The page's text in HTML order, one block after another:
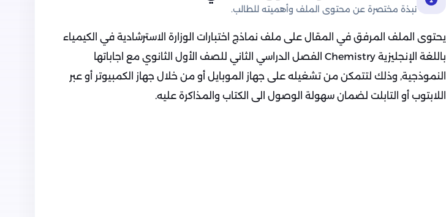
نبذة مختصرة عن محتوى الملف وأهميته للطالب.
يحتوى الملف المرفق في المقال على ملف نماذج اختبارات الوزارة الاسترشادية في الكيمياء
باللغة الإنجليزية Chemistry الفصل الدراسي الثاني للصف الأول الثانوي مع اجاباتها
النموذجية, وذلك لتتمكن من تشغيله على جهاز الموبايل أو من خلال جهاز الكمبيوتر أو عبر
اللابتوب أو التابلت لضمان سهولة الوصول الى الكتاب والمذاكرة عليه.